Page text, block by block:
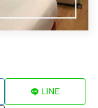
LINE